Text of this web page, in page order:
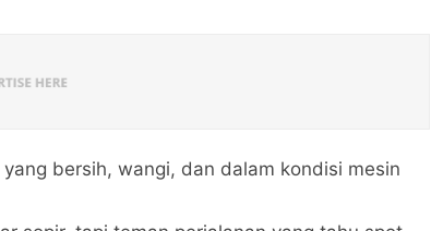
bersih, wangi, dan dalam kondisi mesin